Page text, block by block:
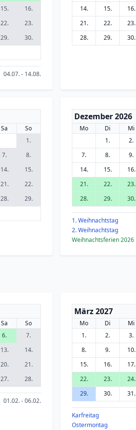
15.
16.
22.
23.
29.
30.
04.07. - 14.08.
14.
15. 16.
21.
22. 23.
28.
29. 30.
Sa
So
1.
7.
8.
14.
15.
21.
22.
28.
29.
Dezember 2026
Mo Di Mi
1.
2.
7.
8. 9.
14.
15. 16.
21.
22. 23.
28.
29. 30.
1. Weihnachtstag
2. Weihnachtstag
Weihnachtsferien 2026
Sa
So
6.
7.
13.
14.
20.
21.
27. 28.
01.02. - 06.02.
März 2027
Mo Di Mi
1.
2. 3.
8.
9. 10.
15.
16. 17.
22.
23. 24.
29.
30. 31.
Karfreitag
Ostermontag